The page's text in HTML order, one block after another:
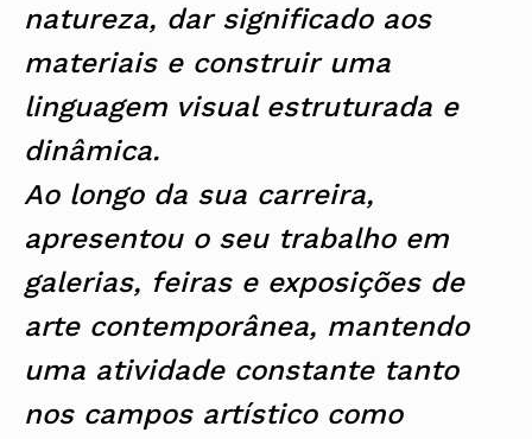
natureza, dar significado aos
materiais e construir uma
linguagem visual estruturada e
dinâmica.
Ao longo da sua carreira,
apresentou o seu trabalho em
galerias, feiras e exposições de
arte contemporânea, mantendo
uma atividade constante tanto
nos campos artístico como